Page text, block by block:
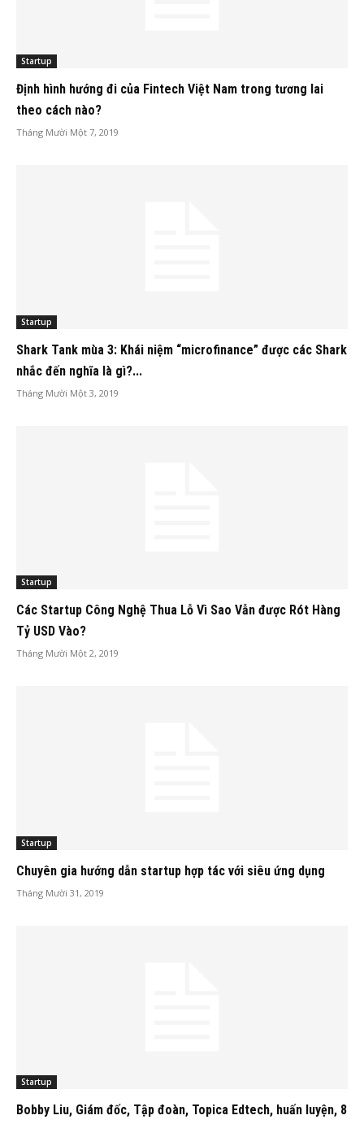
Startup
Định hình hướng đi của Fintech Việt Nam trong tương lai
theo cách nào?
Tháng Mười Một 7, 2019
Startup
Shark Tank mùa 3: Khái niệm “microfinance” được các Shark
nhắc đến nghĩa là gì?...
Tháng Mười Một 3, 2019
Startup
Các Startup Công Nghệ Thua Lỗ Vì Sao Vẫn được Rót Hàng
Tỷ USD Vào?
Tháng Mười Một 2, 2019
Startup
Chuyên gia hướng dẫn startup hợp tác với siêu ứng dụng
Tháng Mười 31, 2019
Startup
Bobby Liu, Giám đốc, Tập đoàn, Topica Edtech, huấn luyện, 8